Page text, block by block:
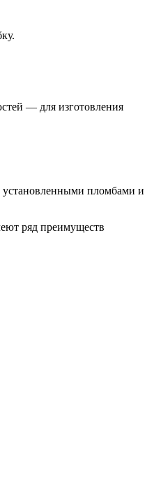
— для изготовления
установленными пломбами и
ряд преимуществ